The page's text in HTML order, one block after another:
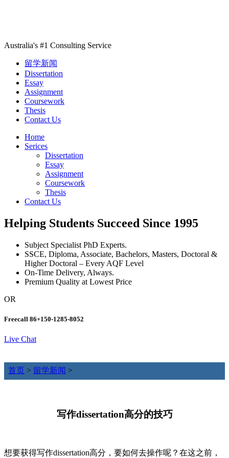
Australia's #1 Consulting Service
留学新闻
Dissertation
Essay
Assignment
Coursework
Thesis
Contact Us
Home
Serices
Dissertation
Essay
Assignment
Coursework
Thesis
Contact Us
Helping Students Succeed Since 1995
Subject Specialist PhD Experts.
SSCE, Diploma, Associate, Bachelors, Masters, Doctoral &
Higher Doctoral – Every AQF Level
On-Time Delivery, Always.
Premium Quality at Lowest Price
OR
Freecall 86+150-1285-8052
Live Chat
首页 > 留学新闻 >
写作dissertation高分的技巧
想要获得写作dissertation高分，要如何去操作呢？在这之前，